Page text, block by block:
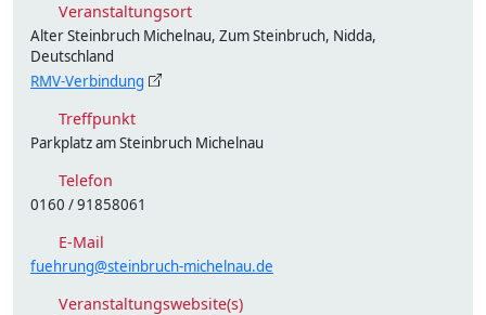
Veranstaltungsort
Alter Steinbruch Michelnau, Zum Steinbruch, Nidda,
Deutschland
RMV-Verbindung
Treffpunkt
Parkplatz am Steinbruch Michelnau
Telefon
0160 / 91858061
E-Mail
fuehrung@steinbruch-michelnau.de
Veranstaltungswebsite(s)